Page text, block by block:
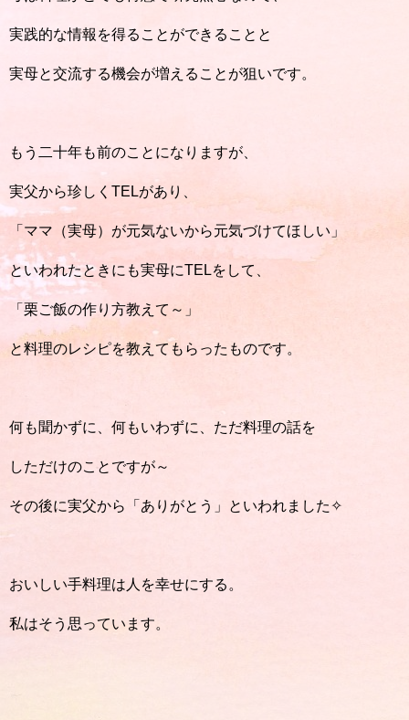
実践的な情報を得ることができることと
実母と交流する機会が増えることが狙いです。
もう二十年も前のことになりますが、
実父から珍しくTELがあり、
「ママ（実母）が元気ないから元気づけてほしい」
といわれたときにも実母にTELをして、
「栗ご飯の作り方教えて～」
と料理のレシピを教えてもらったものです。
何も聞かずに、何もいわずに、ただ料理の話を
しただけのことですが～
その後に実父から「ありがとう」といわれました✧
おいしい手料理は人を幸せにする。
私はそう思っています。